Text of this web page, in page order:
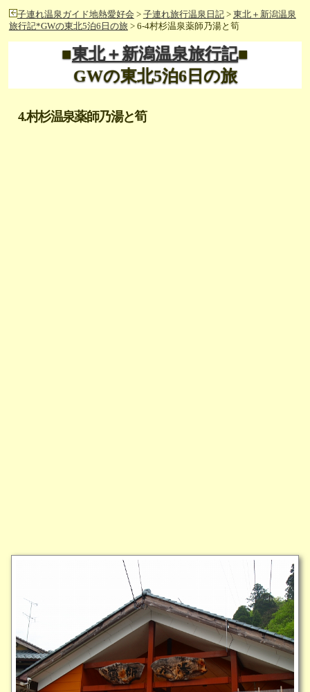
子連れ温泉ガイド地熱愛好会 > 子連れ旅行温泉日記> 東北＋新潟温泉
旅行記*GWの東北5泊6日の旅> 6-4村杉温泉薬師乃湯と筍
■東北＋新潟温泉旅行記■
GWの東北5泊6日の旅
4.村杉温泉薬師乃湯と筍